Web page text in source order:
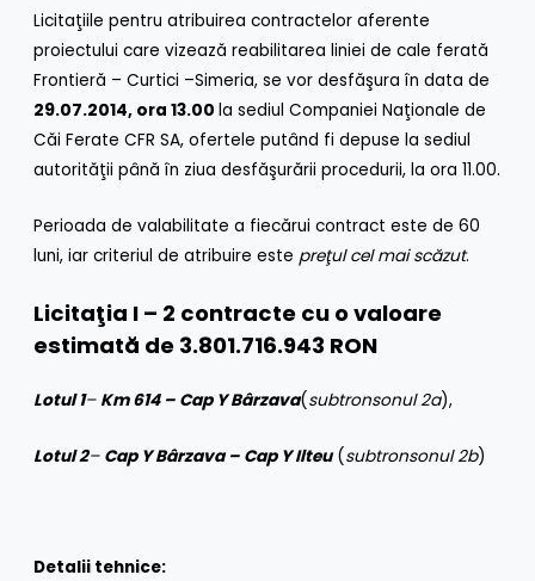
Licitaţiile pentru atribuirea contractelor aferente
proiectului care vizează reabilitarea liniei de cale ferată
Frontieră – Curtici –Simeria, se vor desfăşura în data de
29.07.2014, ora 13.00la sediul Companiei Naţionale de
Căi Ferate CFR SA, ofertele putând fi depuse la sediul
autorităţii până în ziua desfăşurării procedurii, la ora 11.00.
Perioada de valabilitate a fiecărui contract este de 60
luni, iar criteriul de atribuire este preţul cel mai scăzut.
Licitaţia I – 2 contracte cu o valoare
estimată de 3.801.716.943 RON
Lotul 1– Km 614 – Cap Y Bârzava(subtronsonul 2a),
Lotul 2– Cap Y Bârzava – Cap Y Ilteu (subtronsonul 2b)
Detalii tehnice: